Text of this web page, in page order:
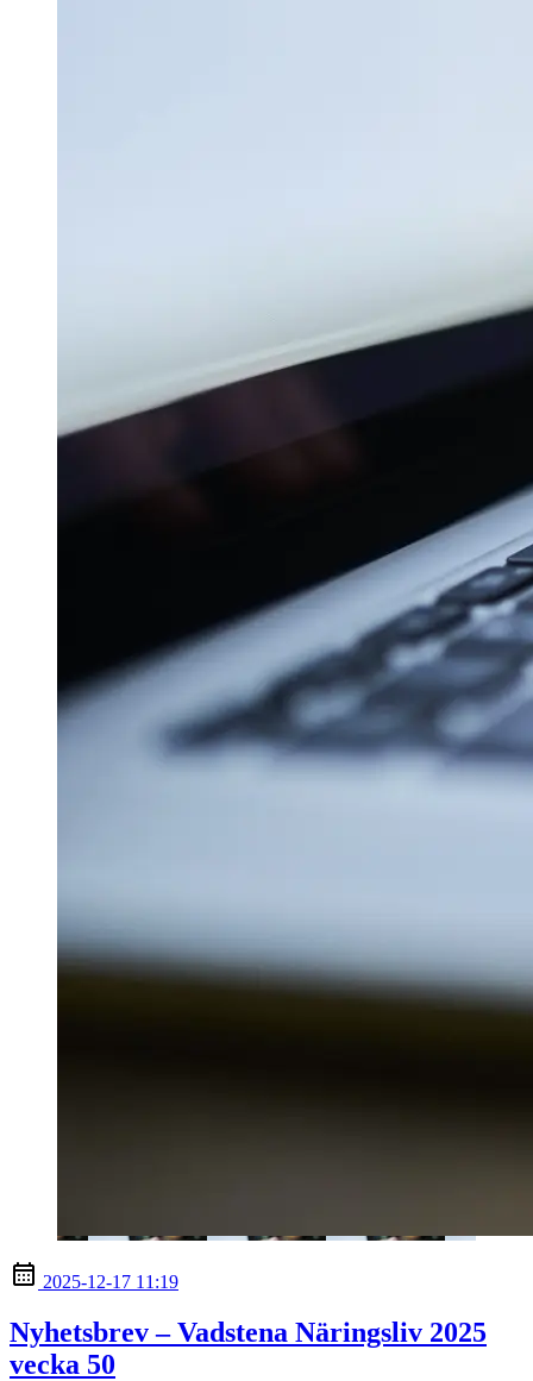
2025-12-17 11:19
Nyhetsbrev – Vadstena Näringsliv 2025
vecka 50